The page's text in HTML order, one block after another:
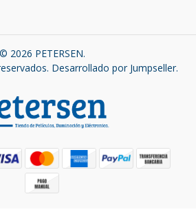
© 2026 PETERSEN.
Desarrollado por Jumpseller.